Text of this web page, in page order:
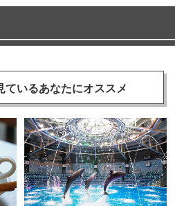
ているあなたにオススメ